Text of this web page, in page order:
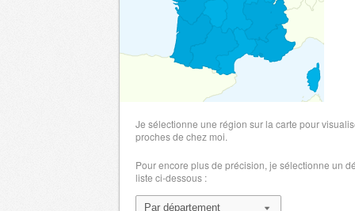
Je sélectionne une région sur la carte pour
proches de chez moi.
Pour encore plus de précision, je sélectionne un
liste ci-dessous :